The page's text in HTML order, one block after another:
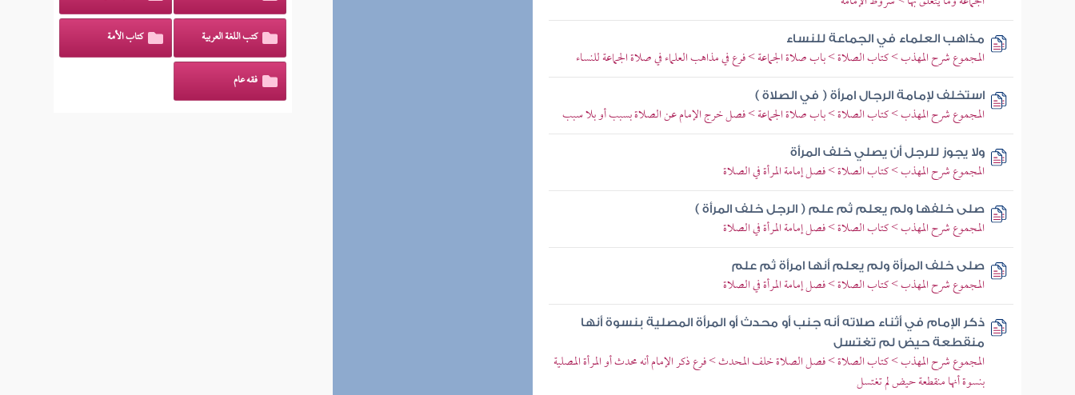
مذاهب العلماء في الجماعة للنساء
المجموع شرح المهذب > كتاب الصلاة > باب صلاة الجماعة > فرع في مذاهب العلماء في صلاة الجماعة للنساء
استخلف لإمامة الرجال امرأة ( في الصلاة )
المجموع شرح المهذب > كتاب الصلاة > باب صلاة الجماعة > فصل خرج الإمام عن الصلاة بسبب أو بلا سبب
ولا يجوز للرجل أن يصلي خلف المرأة
المجموع شرح المهذب > كتاب الصلاة > فصل إمامة المرأة في الصلاة
صلى خلفها ولم يعلم ثم علم ( الرجل خلف المرأة )
المجموع شرح المهذب > كتاب الصلاة > فصل إمامة المرأة في الصلاة
صلى خلف المرأة ولم يعلم أنها امرأة ثم علم
المجموع شرح المهذب > كتاب الصلاة > فصل إمامة المرأة في الصلاة
ذكر الإمام في أثناء صلاته أنه جنب أو محدث أو المرأة المصلية بنسوة أنها
منقطعة حيض لم تغتسل
المجموع شرح المهذب > كتاب الصلاة > فصل الصلاة خلف المحدث > فرع ذكر الإمام أنه محدث أو المرأة المصلية
بنسوة أنها منقطعة حيض لم تغتسل
كتب اللغة العربية كتاب الأمة
فقه عام